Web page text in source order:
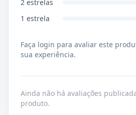
2 estrelas
1 estrela
Faça login para avaliar este
sua experiência.
Ainda não há avaliações
produto.